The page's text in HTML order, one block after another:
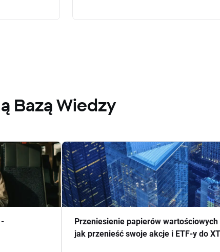
Bazą Wiedzy
Przeniesienie papierów wartościowych
jak przenieść swoje akcje i ETF-y do